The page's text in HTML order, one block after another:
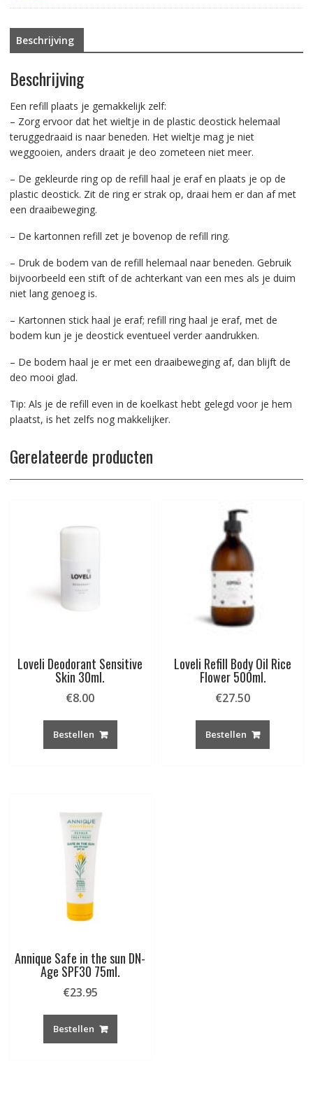
Beschrijving
Beschrijving
Een refill plaats je gemakkelijk zelf:
– Zorg ervoor dat het wieltje in de plastic deostick helemaal
teruggedraaid is naar beneden. Het wieltje mag je niet
weggooien, anders draait je deo zometeen niet meer.
– De gekleurde ring op de refill haal je eraf en plaats je op de
plastic deostick. Zit de ring er strak op, draai hem er dan af met
een draaibeweging.
– De kartonnen refill zet je bovenop de refill ring.
– Druk de bodem van de refill helemaal naar beneden. Gebruik
bijvoorbeeld een stift of de achterkant van een mes als je duim
niet lang genoeg is.
– Kartonnen stick haal je eraf; refill ring haal je eraf, met de
bodem kun je je deostick eventueel verder aandrukken.
– De bodem haal je er met een draaibeweging af, dan blijft de
deo mooi glad.
Tip: Als je de refill even in de koelkast hebt gelegd voor je hem
plaatst, is het zelfs nog makkelijker.
Gerelateerde producten
Loveli Deodorant Sensitive
Skin 30ml.
€8.00
Bestellen
Loveli Refill Body Oil Rice
Flower 500ml.
€27.50
Bestellen
Annique Safe in the sun DN-
Age SPF30 75ml.
€23.95
Bestellen